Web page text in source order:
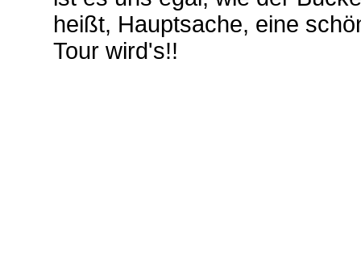
heißt, Hauptsache, eine
Tour wird's!!